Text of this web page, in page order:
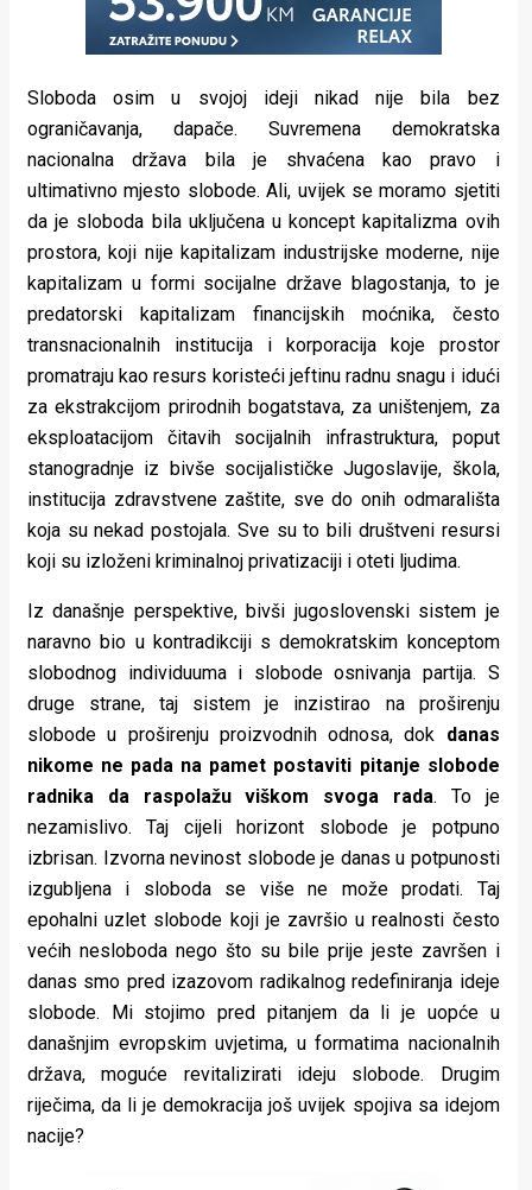
Sloboda osim u svojoj ideji nikad nije bila bez
ograničavanja, dapače. Suvremena demokratska
nacionalna država bila je shvaćena kao pravo i
ultimativno mjesto slobode. Ali, uvijek se moramo sjetiti
da je sloboda bila uključena u koncept kapitalizma ovih
prostora, koji nije kapitalizam industrijske moderne, nije
kapitalizam u formi socijalne države blagostanja, to je
predatorski kapitalizam financijskih moćnika, često
transnacionalnih institucija i korporacija koje prostor
promatraju kao resurs koristeći jeftinu radnu snagu i idući
za ekstrakcijom prirodnih bogatstava, za uništenjem, za
eksploatacijom čitavih socijalnih infrastruktura, poput
stanogradnje iz bivše socijalističke Jugoslavije, škola,
institucija zdravstvene zaštite, sve do onih odmarališta
koja su nekad postojala. Sve su to bili društveni resursi
koji su izloženi kriminalnoj privatizaciji i oteti ljudima.
Iz današnje perspektive, bivši jugoslovenski sistem je
naravno bio u kontradikciji s demokratskim konceptom
slobodnog individuuma i slobode osnivanja partija. S
druge strane, taj sistem je inzistirao na proširenju
slobode u proširenju proizvodnih odnosa, dok danas
nikome ne pada na pamet postaviti pitanje slobode
radnika da raspolažu viškom svoga rada. To je
nezamislivo. Taj cijeli horizont slobode je potpuno
izbrisan. Izvorna nevinost slobode je danas u potpunosti
izgubljena i sloboda se više ne može prodati. Taj
epohalni uzlet slobode koji je završio u realnosti često
većih nesloboda nego što su bile prije jeste završen i
danas smo pred izazovom radikalnog redefiniranja ideje
slobode. Mi stojimo pred pitanjem da li je uopće u
današnjim evropskim uvjetima, u formatima nacionalnih
država, moguće revitalizirati ideju slobode. Drugim
riječima, da li je demokracija još uvijek spojiva sa idejom
nacije?